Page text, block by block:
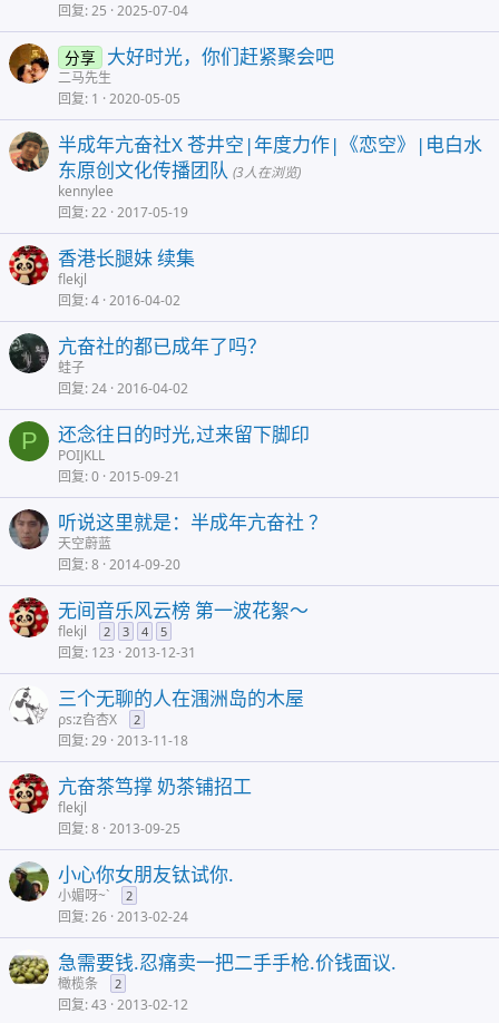
回复 25 2025-07-04
分享 大好时光，你们赶紧聚会吧
二马先生
回复 1 2020-05-05
半成年亢奋社X 苍井空|年度力作|《恋空》|电白水
东原创文化传播团队 (3人在浏览)
kennylee
回复 22 2017-05-19
香港长腿妹 续集
flekjl
回复 4 2016-04-02
亢奋社的都已成年了吗？
蛙子
回复 24 2016-04-02
P 还念往日的时光,过来留下脚印
POIJKLL
回复 0 2015-09-21
听说这里就是：半成年亢奋社 ？
天空蔚蓝
回复 8 2014-09-20
无间音乐风云榜 第一波花絮～
flekjl 2 3 4 5
回复 123 2013-12-31
三个无聊的人在涠洲岛的木屋
ρs:z旮杏X 2
回复 29 2013-11-18
亢奋茶笃撑 奶茶铺招工
flekjl
回复 8 2013-09-25
小心你女朋友钛试你.
小媚呀~` 2
回复 26 2013-02-24
急需要钱.忍痛卖一把二手手枪.价钱面议.
橄榄条 2
回复 43 2013-02-12